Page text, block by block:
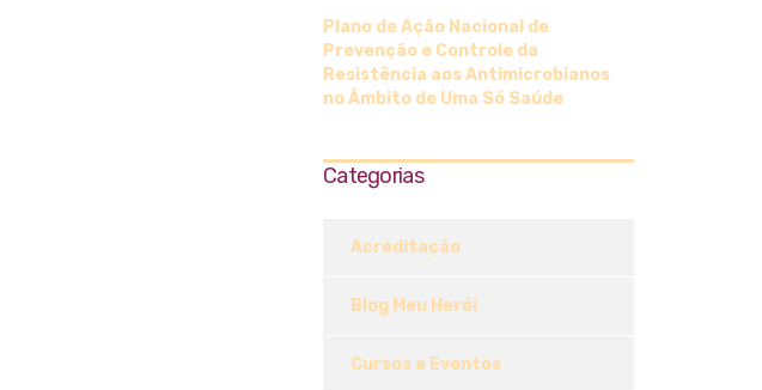
Plano de Ação Nacional de
Prevenção e Controle da
Resistência aos Antimicrobianos
no Âmbito de Uma Só Saúde
Categorias
Acreditação
Blog Meu Herói
Cursos e Eventos